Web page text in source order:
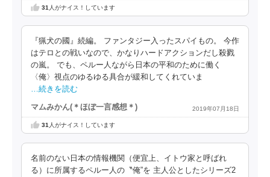
31人がナイス！しています
『猟犬の國』続編。 ファンタジー入ったスパイもの。 今作
はテロとの戦いなので、かなりハードアクションだし殺戮
の嵐。 でも、ペルー人ながら日本の平和のために働く
〈俺〉視点のゆるゆる具合が緩和してくれていま
…続きを読む
マムみかん(＊ほぼ一言感想＊) 2019年07月18日
31 人がナイス！しています
名前のない日本の情報機関（便宜上、イトウ家と呼ばれ
る）に所属するペルー人の〝俺”を 主人公としたシリーズ2